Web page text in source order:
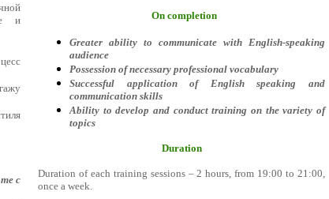
и
с
On completion
Greater ability to communicate with English-speaking
audience
Possession of necessary professional vocabulary
Successful application of English speaking and
communication skills
Ability to develop and conduct training on the variety of
topics
Duration
Duration of each training sessions – 2 hours, from 19:00 to 21:00,
once a week.